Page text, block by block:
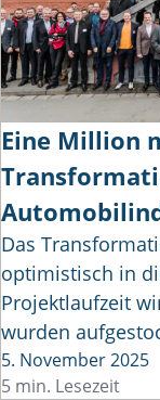
Eine Million
Das
optimistisch in
Projektlaufzeit
wurden
5. November 2025
5 min. Lesezeit